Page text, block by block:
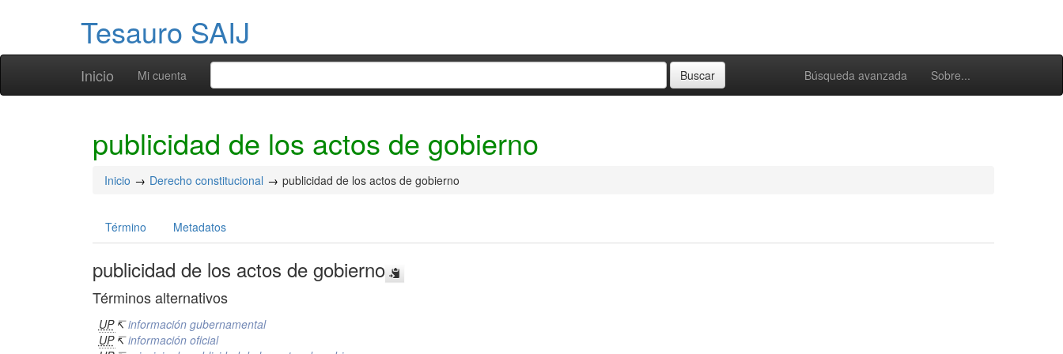
Tesauro SAIJ
Inicio Búsqueda avanzada Sobre...
Mi cuenta
publicidad de los actos de gobierno
Inicio Derecho constitucional publicidad de los actos de gobierno
Término Metadatos
publicidad de los actos de gobierno
Términos alternativos
UP ↸información gubernamental
UP ↸información oficial